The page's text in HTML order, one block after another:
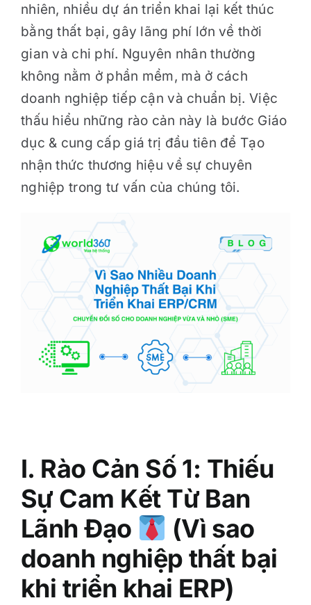
nhiên, nhiều dự án triển khai lại kết thúc
bằng thất bại, gây lãng phí lớn về thời
gian và chi phí. Nguyên nhân thường
không nằm ở phần mềm, mà ở cách
doanh nghiệp tiếp cận và chuẩn bị. Việc
thấu hiểu những rào cản này là bước Giáo
dục & cung cấp giá trị đầu tiên để Tạo
nhận thức thương hiệu về sự chuyên
nghiệp trong tư vấn của chúng tôi.
I. Rào Cản Số 1: Thiếu
Sự Cam Kết Từ Ban
Lãnh Đạo
(Vì sao
doanh nghiệp thất bại
khi triển khai ERP)